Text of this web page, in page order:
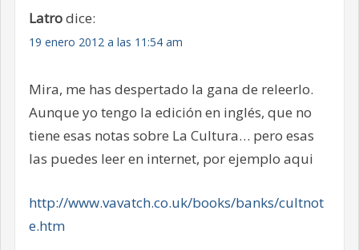
Latrodice:
19 enero 2012 a las 11:54 am
Mira, me has despertado la gana de releerlo.
Aunque yo tengo la edición en inglés, que no
tiene esas notas sobre La Cultura… pero esas
las puedes leer en internet, por ejemplo aqui
http://www.vavatch.co.uk/books/banks/cultnot
e.htm